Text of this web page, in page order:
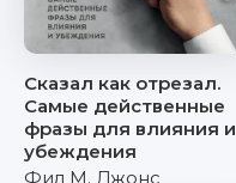
Сказал как отрезал.
Самые действенные
фразы для влияния и
убеждения
Фил М. Джонс